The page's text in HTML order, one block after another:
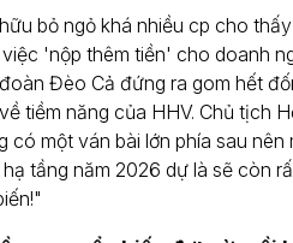
bỏ ngỏ khá nhiều cp cho
'nộp thêm tiền' cho doanh
Đèo Cả đứng ra gom hết
tiềm năng của HHV. Chủ tịch
có một ván bài lớn phía sau nên
tầng năm 2026 dự là sẽ còn